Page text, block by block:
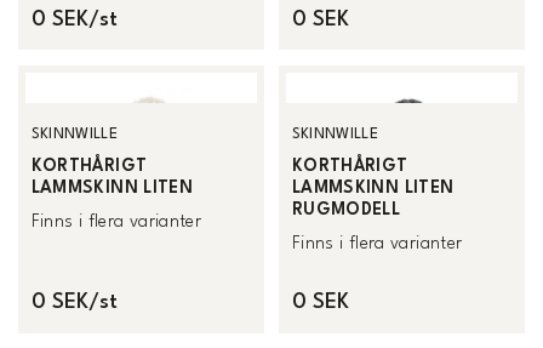
0 SEK/st 0 SEK
SKINNWILLE
KORTHÅRIGT
LAMMSKINN LITEN
Finns i flera varianter
0 SEK/st
SKINNWILLE
KORTHÅRIGT
LAMMSKINN LITEN
RUGMODELL
Finns i flera varianter
0 SEK